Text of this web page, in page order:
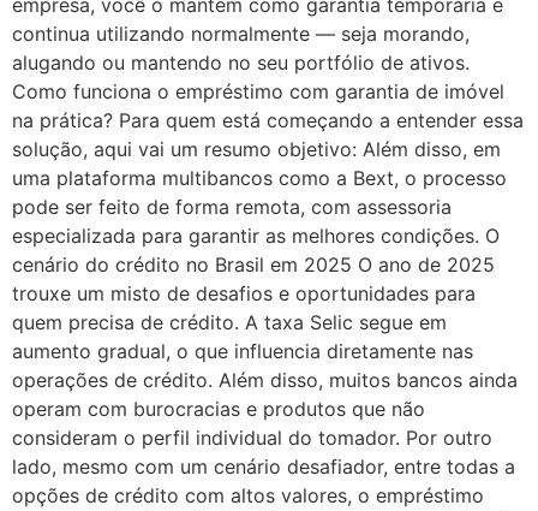
empresa, você o mantém como garantia temporária e
continua utilizando normalmente — seja morando,
alugando ou mantendo no seu portfólio de ativos.
Como funciona o empréstimo com garantia de imóvel
na prática? Para quem está começando a entender essa
solução, aqui vai um resumo objetivo: Além disso, em
uma plataforma multibancos como a Bext, o processo
pode ser feito de forma remota, com assessoria
especializada para garantir as melhores condições. O
cenário do crédito no Brasil em 2025 O ano de 2025
trouxe um misto de desafios e oportunidades para
quem precisa de crédito. A taxa Selic segue em
aumento gradual, o que influencia diretamente nas
operações de crédito. Além disso, muitos bancos ainda
operam com burocracias e produtos que não
consideram o perfil individual do tomador. Por outro
lado, mesmo com um cenário desafiador, entre todas a
opções de crédito com altos valores, o empréstimo